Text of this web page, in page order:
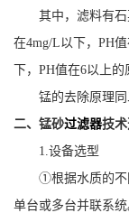
其中，滤料有石
在4mg/L以下，PH
下，PH值在6以上的
锰的去除原理同
二、锰砂过滤器技
1.设备选型
①根据水质的不同
单台或多台并联系统